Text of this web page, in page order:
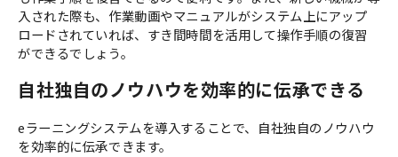
入された際も、作業動画やマニュアルがシステム上にアップ
ロードされていれば、すき間時間を活用して操作手順の復習
ができるでしょう。
自社独自のノウハウを効率的に伝承できる
eラーニングシステムを導入することで、自社独自のノウハウ
を効率的に伝承できます。